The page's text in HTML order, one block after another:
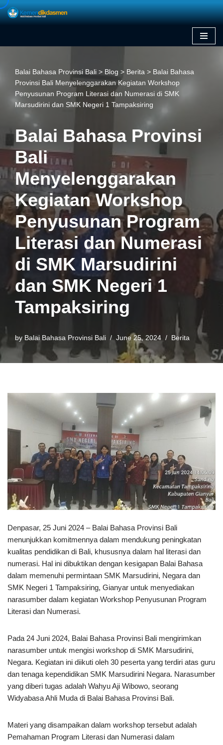
Balai Bahasa Provinsi Bali > Blog > Berita > Balai Bahasa
Provinsi Bali Menyelenggarakan Kegiatan Workshop
Penyusunan Program Literasi dan Numerasi di SMK
Marsudirini dan SMK Negeri 1 Tampaksiring
Balai Bahasa Provinsi
Bali
Menyelenggarakan
Kegiatan Workshop
Penyusunan Program
Literasi dan Numerasi
di SMK Marsudirini
dan SMK Negeri 1
Tampaksiring
by Balai Bahasa Provinsi Bali June 25, 2024 Berita
Denpasar, 25 Juni 2024 – Balai Bahasa Provinsi Bali
menunjukkan komitmennya dalam mendukung peningkatan
kualitas pendidikan di Bali, khususnya dalam hal literasi dan
numerasi. Hal ini dibuktikan dengan kesigapan Balai Bahasa
dalam memenuhi permintaan SMK Marsudirini, Negara dan
SMK Negeri 1 Tampaksiring, Gianyar untuk menyediakan
narasumber dalam kegiatan Workshop Penyusunan Program
Literasi dan Numerasi.
Pada 24 Juni 2024, Balai Bahasa Provinsi Bali mengirimkan
narasumber untuk mengisi workshop di SMK Marsudirini,
Negara. Kegiatan ini diikuti oleh 30 peserta yang terdiri atas guru
dan tenaga kependidikan SMK Marsudirini Negara. Narasumber
yang diberi tugas adalah Wahyu Aji Wibowo, seorang
Widyabasa Ahli Muda di Balai Bahasa Provinsi Bali.
Materi yang disampaikan dalam workshop tersebut adalah
Pemahaman Program Literasi dan Numerasi dalam